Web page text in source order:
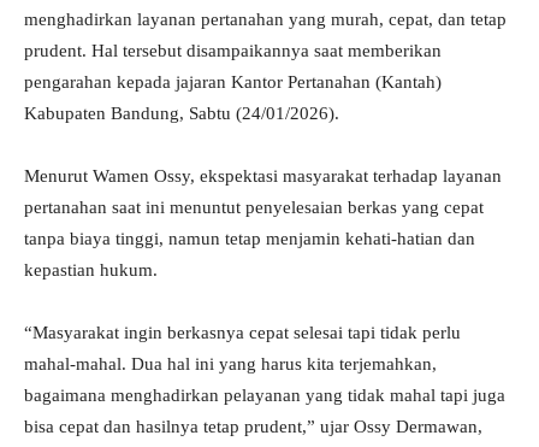
menghadirkan layanan pertanahan yang murah, cepat, dan tetap
prudent. Hal tersebut disampaikannya saat memberikan
pengarahan kepada jajaran Kantor Pertanahan (Kantah)
Kabupaten Bandung, Sabtu (24/01/2026).
Menurut Wamen Ossy, ekspektasi masyarakat terhadap layanan
pertanahan saat ini menuntut penyelesaian berkas yang cepat
tanpa biaya tinggi, namun tetap menjamin kehati-hatian dan
kepastian hukum.
“Masyarakat ingin berkasnya cepat selesai tapi tidak perlu
mahal-mahal. Dua hal ini yang harus kita terjemahkan,
bagaimana menghadirkan pelayanan yang tidak mahal tapi juga
bisa cepat dan hasilnya tetap prudent,” ujar Ossy Dermawan,